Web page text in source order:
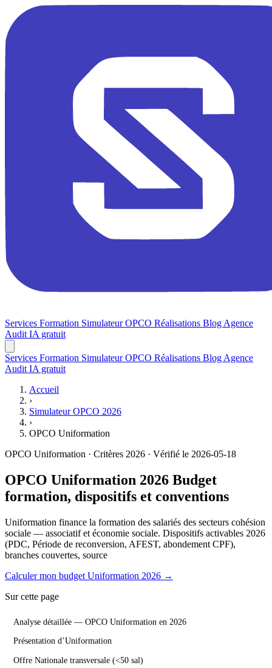
Services Formation Simulateur OPCO Réalisations BlogAgence
Audit IA gratuit
Services Formation Simulateur OPCO Réalisations BlogAgence
Audit IA gratuit
Accueil
›
Simulateur OPCO 2026
›
OPCO Uniformation
OPCO Uniformation · Critères 2026 · Vérifié le 2026-05-18
OPCO Uniformation 2026 Budget
formation, dispositifs et conventions
Uniformation finance la formation des salariés des secteurs cohésion
sociale — associatif et économie sociale. Dispositifs activables 2026
(PDC, Période de reconversion, AFEST, abondement CPF),
branches couvertes, source
Calculer mon budget Uniformation 2026 →
Sur cette page
Analyse détaillée — OPCO Uniformation en 2026
Présentation d’Uniformation
Offre Nationale transversale (<50 sal)